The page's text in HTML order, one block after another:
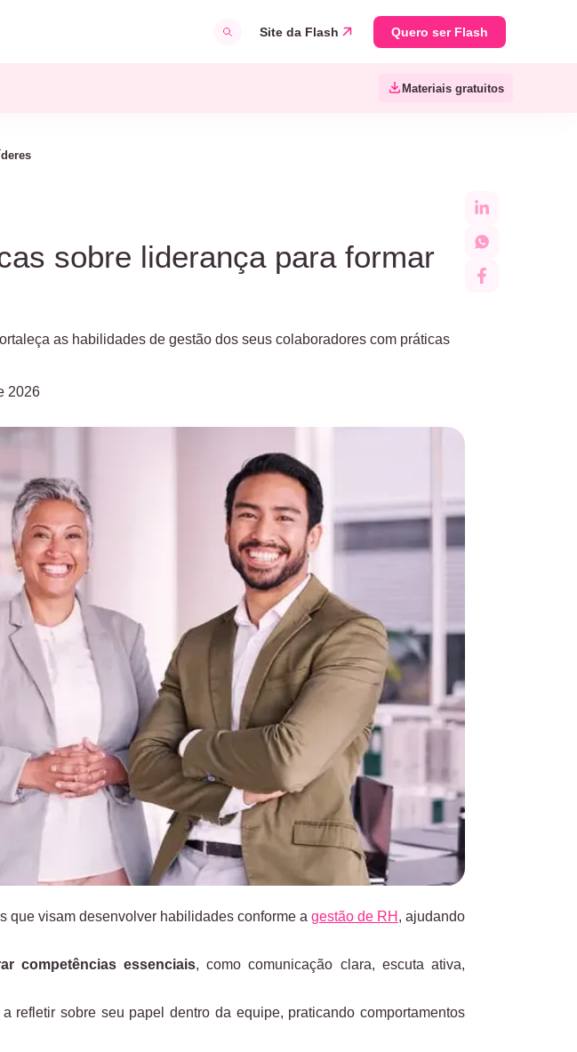
Site da Flash Quero ser Flash
Materiais gratuitos
sobre liderança para formar
as habilidades de gestão dos seus colaboradores com práticas
2026
que visam desenvolver habilidades conforme a gestão de RH , ajudando
competências essenciais, como comunicação clara, escuta ativa,
refletir sobre seu papel dentro da equipe, praticando comportamentos